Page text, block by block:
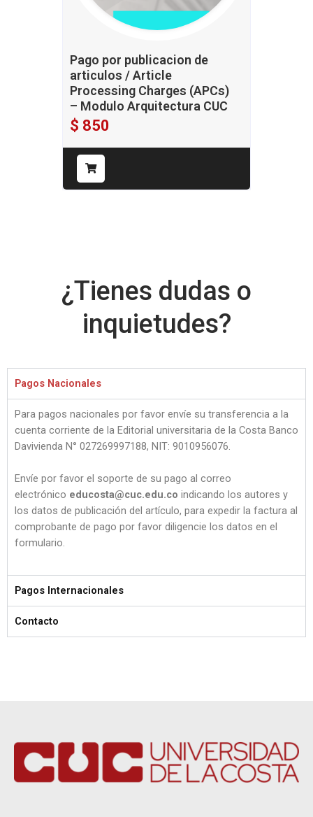
Pago por publicacion de
articulos / Article
Processing Charges (APCs)
– Modulo Arquitectura CUC
$ 850
¿Tienes dudas o
inquietudes?
Pagos Nacionales
Para pagos nacionales por favor envíe su transferencia a la
cuenta corriente de la Editorial universitaria de la Costa Banco
Davivienda N° 027269997188, NIT: 9010956076.
Envíe por favor el soporte de su pago al correo
electrónico educosta@cuc.edu.co indicando los autores y
los datos de publicación del artículo, para expedir la factura al
comprobante de pago por favor diligencie los datos en el
formulario.
Pagos Internacionales
Contacto